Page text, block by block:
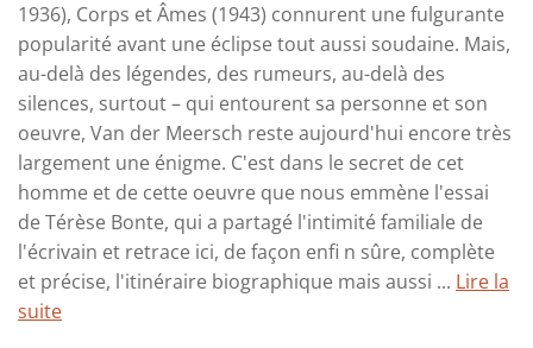
1936), Corps et Âmes (1943) connurent une fulgurante
popularité avant une éclipse tout aussi soudaine. Mais,
au-delà des légendes, des rumeurs, au-delà des
silences, surtout – qui entourent sa personne et son
oeuvre, Van der Meersch reste aujourd'hui encore très
largement une énigme. C'est dans le secret de cet
homme et de cette oeuvre que nous emmène l'essai
de Térèse Bonte, qui a partagé l'intimité familiale de
l'écrivain et retrace ici, de façon enfi n sûre, complète
et précise, l'itinéraire biographique mais aussi ... Lire la
suite